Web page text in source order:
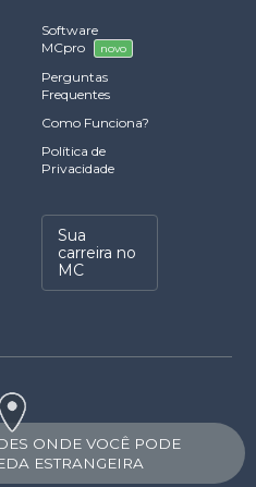
Software
MCpro
novo
Perguntas
Frequentes
Como Funciona?
Política de
Privacidade
Sua
carreira no
MC
ONDE VOCÊ PODE
ESTRANGEIRA